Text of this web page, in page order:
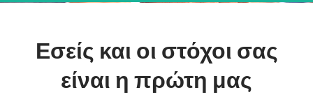
Εσείς και οι στόχοι σας
είναι η πρώτη μας